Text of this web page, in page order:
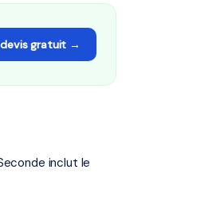
gratuit →
inclut le